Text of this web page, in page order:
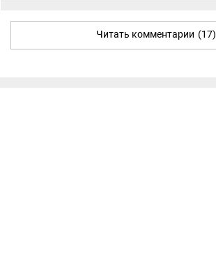
Читать комментарии (17)